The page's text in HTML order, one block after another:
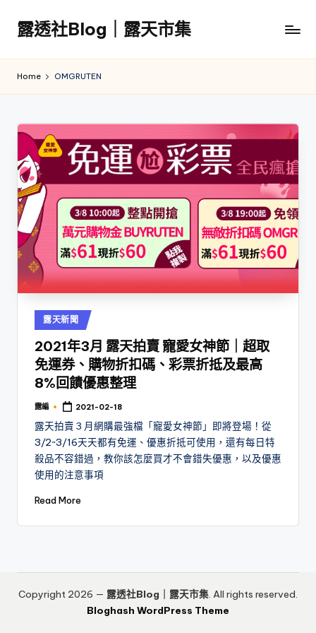
Skip
content
露透社Blog｜露天市集
社
露
市
集
Home OMGRUTEN
Posted
in
露天新聞
2021年3月 露天拍賣 寵愛女神節｜超取
免運券、購物折扣碼、彩票折抵及最高
8%回饋優惠整理
Posted
露編 2021-02-18
露天拍賣３月網購最強檔「寵愛女神節」即將登場！從
3/2~3/16天天都有免運、優惠折抵可使用，還有每日特
殺品不容錯過，教你該怎麼買才不會錯失優惠，以及優惠
使用的注意事項
Read More
Copyright 2026 — 露透社Blog｜露天市集. All rights reserved.
Bloghash WordPress Theme